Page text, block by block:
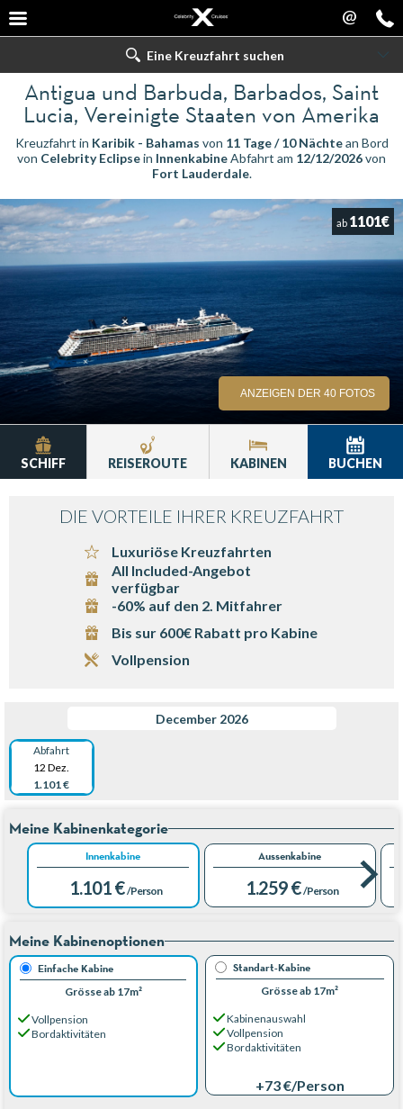
@
Eine Kreuzfahrt suchen
Antigua und Barbuda, Barbados, Saint
Lucia, Vereinigte Staaten von Amerika
Kreuzfahrt in Karibik - Bahamas von 11 Tage / 10 Nächtean Bord
von Celebrity Eclipsein InnenkabineAbfahrt am 12/12/2026von
Fort Lauderdale.
ab 1101€
ANZEIGEN DER 40 FOTOS
SCHIFF REISEROUTE KABINEN BUCHEN
DIE VORTEILE IHRER KREUZFAHRT
Luxuriöse Kreuzfahrten
All Included-Angebot
verfügbar
-60% auf den 2. Mitfahrer
Bis sur 600€ Rabatt pro Kabine
Vollpension
December 2026
Abfahrt
12 Dez.
1.101 €
Meine Kabinenkategorie
Innenkabine
1.101 € /Person
Aussenkabine
1.259 € /Person
Meine Kabinenoptionen
Einfache Kabine
Grösse ab 17m²
Vollpension
Bordaktivitäten
Standart-Kabine
Grösse ab 17m²
Kabinenauswahl
Vollpension
Bordaktivitäten
+73 €/Person